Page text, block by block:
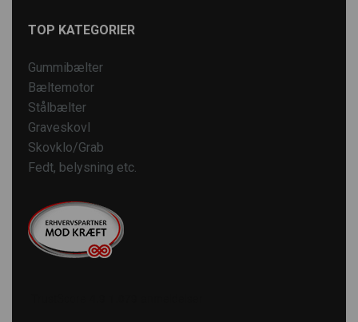
TOP KATEGORIER
Gummibælter
Bæltemotor
Stålbælter
Graveskovl
Skovklo/Grab
Fedt, belysning etc.